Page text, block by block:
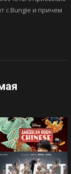
с Bungie и причем